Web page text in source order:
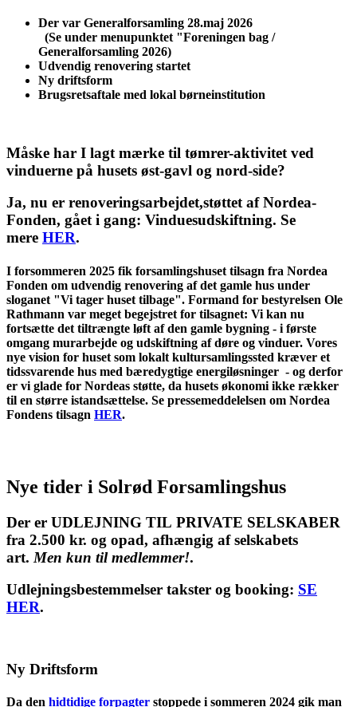
Der var Generalforsamling 28.maj 2026
(Se under menupunktet "Foreningen bag /
Generalforsamling 2026)
Udvendig renovering startet
Ny driftsform
Brugsretsaftale med lokal børneinstitution
Måske har I lagt mærke til tømrer-aktivitet ved
vinduerne på husets øst-gavl og nord-side?
Ja, nu er renoveringsarbejdet,støttet af Nordea-
Fonden, gået i gang: Vinduesudskiftning. Se
mere HER.
I forsommeren 2025 fik forsamlingshuset tilsagn fra Nordea
Fonden om udvendig renovering af det gamle hus under
sloganet "Vi tager huset tilbage". Formand for bestyrelsen Ole
Rathmann var meget begejstret for tilsagnet: Vi kan nu
fortsætte det tiltrængte løft af den gamle bygning - i første
omgang murarbejde og udskiftning af døre og vinduer. Vores
nye vision for huset som lokalt kultursamlingssted kræver et
tidssvarende hus med bæredygtige energiløsninger - og derfor
er vi glade for Nordeas støtte, da husets økonomi ikke rækker
til en større istandsættelse. Se pressemeddelelsen om Nordea
Fondens tilsagn HER.
Nye tider i Solrød Forsamlingshus
Der er UDLEJNING TIL PRIVATE SELSKABER
fra 2.500 kr. og opad, afhængig af selskabets
art. Men kun til medlemmer!.
Udlejningsbestemmelser takster og booking: SE
HER.
Ny Driftsform
Da den hidtidige forpagter stoppede i sommeren 2024 gik man